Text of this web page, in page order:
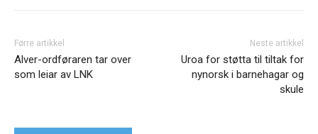
Førre artikkel
Alver-ordføraren tar over
som leiar av LNK
Neste artikkel
Uroa for støtta til tiltak for
nynorsk i barnehagar og
skule